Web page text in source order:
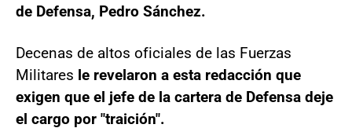
de Defensa, Pedro Sánchez.
Decenas de altos oficiales de las Fuerzas
Militares le revelaron a esta redacción que
exigen que el jefe de la cartera de Defensa deje
el cargo por "traición".